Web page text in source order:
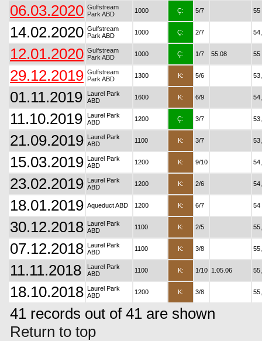
06.03.2020 Gulfstream
Park ABD
1000 Ç: 5/7 55
14.02.2020 Gulfstream
Park ABD
1000 Ç: 2/7
12.01.2020 Gulfstream
Park ABD
1000 Ç: 1/7 55.08 55
29.12.2019 Gulfstream
Park ABD
1300 K: 5/6
01.11.2019
Laurel Park
ABD
1600 K: 6/9
11.10.2019
Laurel Park
ABD
1200 Ç: 3/7
21.09.2019 Laurel Park
ABD
1100 K: 3/7
15.03.2019 Laurel Park
ABD
1200 K: 9/10
23.02.2019 Laurel Park
ABD
1200 K: 2/6
18.01.2019 Aqueduct ABD 1200 K: 6/7 54
30.12.2018 Laurel Park
ABD
1100 K: 2/5
07.12.2018 Laurel Park
ABD
1100 K: 3/8
11.11.2018
Laurel Park
ABD
1100 K: 1/10 1.05.06
18.10.2018 Laurel Park
ABD
1200 K: 3/8
41 records out of 41 are shown
Return to top